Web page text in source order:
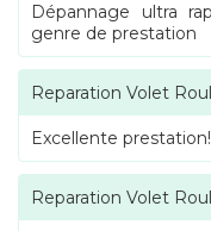
Dépannage ultra
genre de prestation
Reparation Volet
Excellente prestation!
Reparation Volet